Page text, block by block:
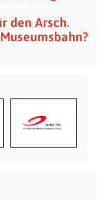
den Arsch.